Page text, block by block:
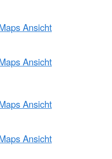
Ansicht
Ansicht
Ansicht
Ansicht